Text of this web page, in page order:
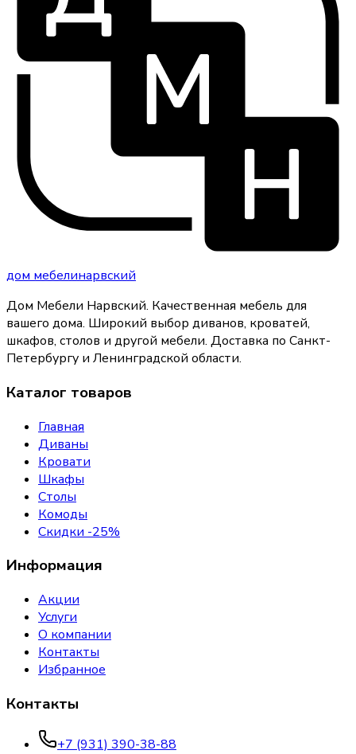
дом мебелинарвский
Дом Мебели Нарвский. Качественная мебель для
вашего дома. Широкий выбор диванов, кроватей,
шкафов, столов и другой мебели. Доставка по Санкт-
Петербургу и Ленинградской области.
Каталог товаров
Главная
Диваны
Кровати
Шкафы
Столы
Комоды
Скидки -25%
Информация
Акции
Услуги
О компании
Контакты
Избранное
Контакты
+7 (931) 390-38-88